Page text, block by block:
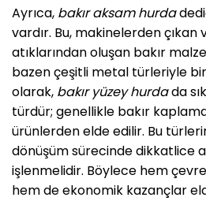
Ayrıca, bakır aksam hurda
vardır. Bu, makinelerden
atıklarından oluşan bakır
bazen çeşitli metal türleriyle
olarak, bakır yüzey hurdada
türdür; genellikle bakır
ürünlerden elde edilir. Bu
dönüşüm sürecinde dikkatlice
işlenmelidir. Böylece hem
hem de ekonomik kazançlar